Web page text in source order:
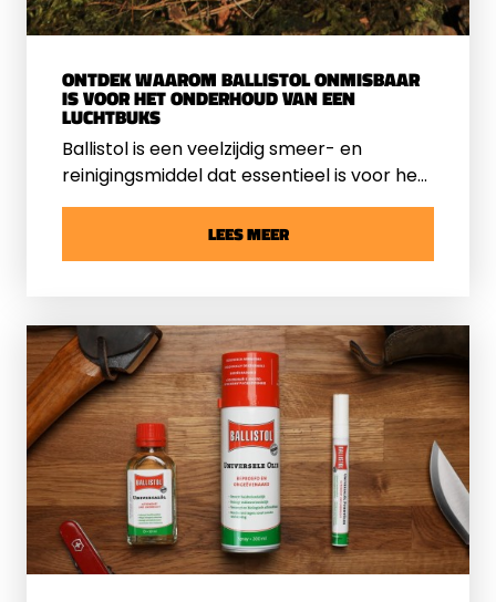
ONTDEK WAAROM BALLISTOL ONMISBAAR
IS VOOR HET ONDERHOUD VAN EEN
LUCHTBUKS
Ballistol is een veelzijdig smeer- en
reinigingsmiddel dat essentieel is voor het
onderhoud van luchtbuksen. Het product
is ontwikkeld in 1904 door Dr. Helmut
Klever, een chemicus aan de Technische
LEES MEER